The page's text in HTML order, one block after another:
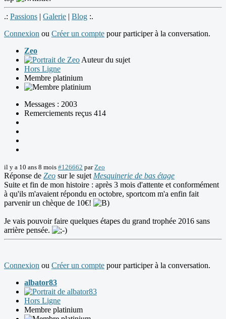
.: Passions | Galerie | Blog :.
Connexion ou Créer un compte pour participer à la conversation.
Zeo
Auteur du sujet
Hors Ligne
Membre platinium
Messages : 2003
Remerciements reçus 414
il y a 10 ans 8 mois #126662 parZeo
Réponse de Zeo sur le sujet Mesquinerie de bas étage
Suite et fin de mon histoire : après 3 mois d'attente et conformément
à qu'ils m'avaient répondu en octobre, sportcom m'a enfin fait
parvenir un chèque de 10€!
Je vais pouvoir faire quelques étapes du grand trophée 2016 sans
arrière pensée.
Connexion ou Créer un compte pour participer à la conversation.
albator83
Hors Ligne
Membre platinium